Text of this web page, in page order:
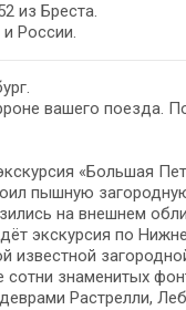
из Бреста.
и России.
вашего поезда.
«Большая
пышную
на внешнем
экскурсия по
известной
сотни знаменитых
Растрелли,